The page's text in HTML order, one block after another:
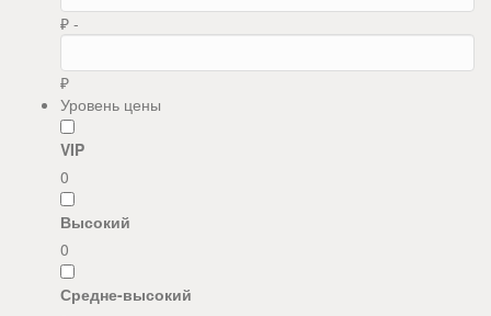
₽ -
₽
Уровень цены
VIP
0
Высокий
0
Средне-высокий